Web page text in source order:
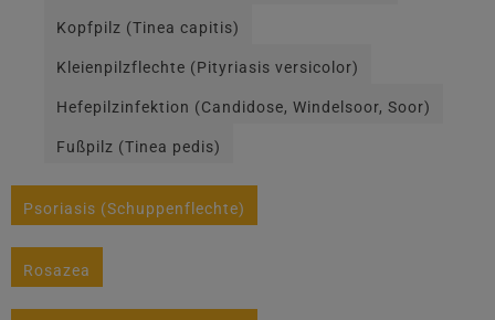
Kopfpilz (Tinea capitis)
Kleienpilzflechte (Pityriasis versicolor)
Hefepilzinfektion (Candidose, Windelsoor, Soor)
Fußpilz (Tinea pedis)
Psoriasis (Schuppenflechte)
Rosazea